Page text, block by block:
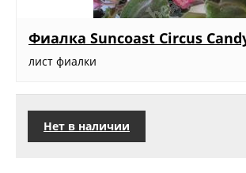
Фиалка Suncoast Circus
лист фиалки
Нет в наличии